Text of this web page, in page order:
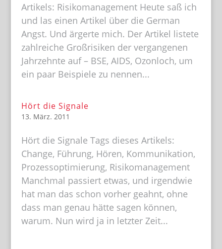
Artikels: Risikomanagement Heute saß ich
und las einen Artikel über die German
Angst. Und ärgerte mich. Der Artikel listete
zahlreiche Großrisiken der vergangenen
Jahrzehnte auf – BSE, AIDS, Ozonloch, um
ein paar Beispiele zu nennen...
Hört die Signale
13. März. 2011
Hört die Signale Tags dieses Artikels:
Change, Führung, Hören, Kommunikation,
Prozessoptimierung, Risikomanagement
Manchmal passiert etwas, und irgendwie
hat man das schon vorher geahnt, ohne
dass man genau hätte sagen können,
warum. Nun wird ja in letzter Zeit...